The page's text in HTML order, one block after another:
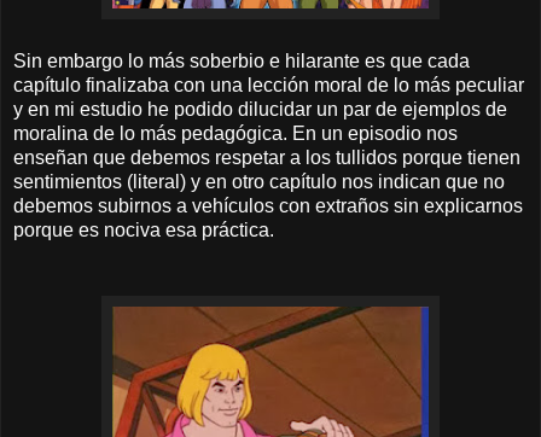
Sin embargo lo más soberbio e hilarante es que cada
capítulo finalizaba con una lección moral de lo más peculiar
y en mi estudio he podido dilucidar un par de ejemplos de
moralina de lo más pedagógica. En un episodio nos
enseñan que debemos respetar a los tullidos porque tienen
sentimientos (literal) y en otro capítulo nos indican que no
debemos subirnos a vehículos con extraños sin explicarnos
porque es nociva esa práctica.